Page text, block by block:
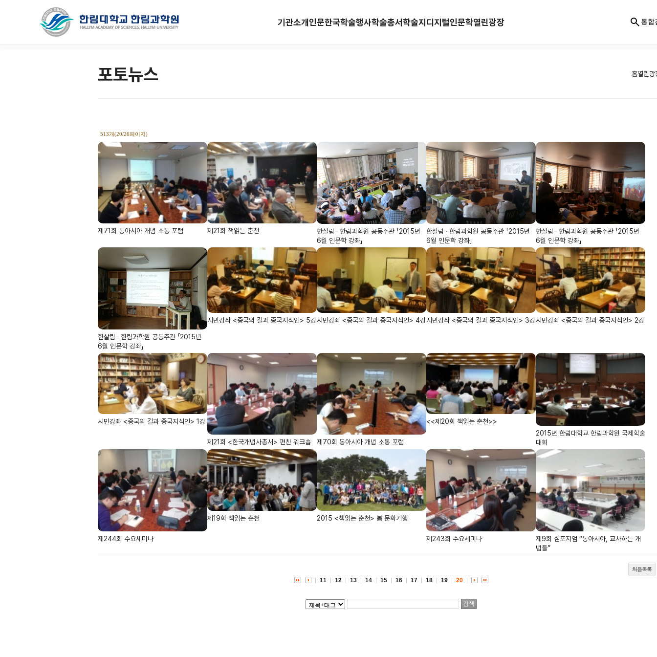
기관소개인문한국학술행사학술총서학술지디지털인문학열린광장 통합
포토뉴스 홈열린광
513개(20/26페이지)
제71회 동아시아 개념 소통 포럼 제21회 책읽는 춘천
한살림 · 한림과학원 공동주관 「2015년
6월 인문학 강좌」
한살림 · 한림과학원 공동주관 「2015년
6월 인문학 강좌」
한살림 · 한림과학원 공동주관 「2015년
6월 인문학 강좌」
한살림 · 한림과학원 공동주관 「2015년
6월 인문학 강좌」
시민강좌 <중국의 길과 중국지식인> 5강시민강좌 <중국의 길과 중국지식인> 4강시민강좌 <중국의 길과 중국지식인> 3강시민강좌 <중국의 길과 중국지식인> 2강
시민강좌 <중국의 길과 중국지식인> 1강
제21회 <한국개념사총서> 편찬 워크숍 제70회 동아시아 개념 소통 포럼
<<제20회 책읽는 춘천>>
2015년 한림대학교 한림과학원 국제학술
대회
제244회 수요세미나
제19회 책읽는 춘천 2015 <책읽는 춘천> 봄 문화기행
제243회 수요세미나
제9회 심포지엄 “동아시아, 교차하는 개
념들”
처음목록
11 12 13 14 15 16 17 18 19 20